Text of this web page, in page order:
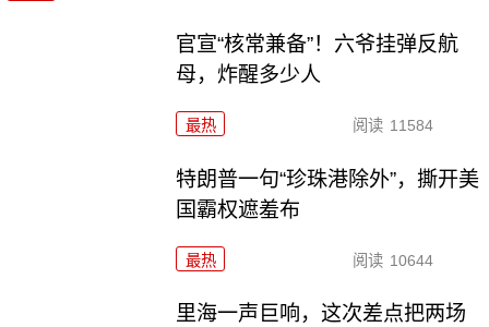
官宣“核常兼备”！六爷挂弹反航
母，炸醒多少人
最热 阅读 11584
特朗普一句“珍珠港除外”，撕开美
国霸权遮羞布
最热 阅读 10644
里海一声巨响，这次差点把两场